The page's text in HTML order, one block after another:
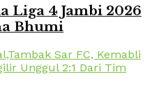
Liga 4 Jambi 2026
Bhumi